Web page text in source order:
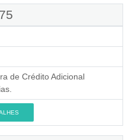
de Crédito Adicional